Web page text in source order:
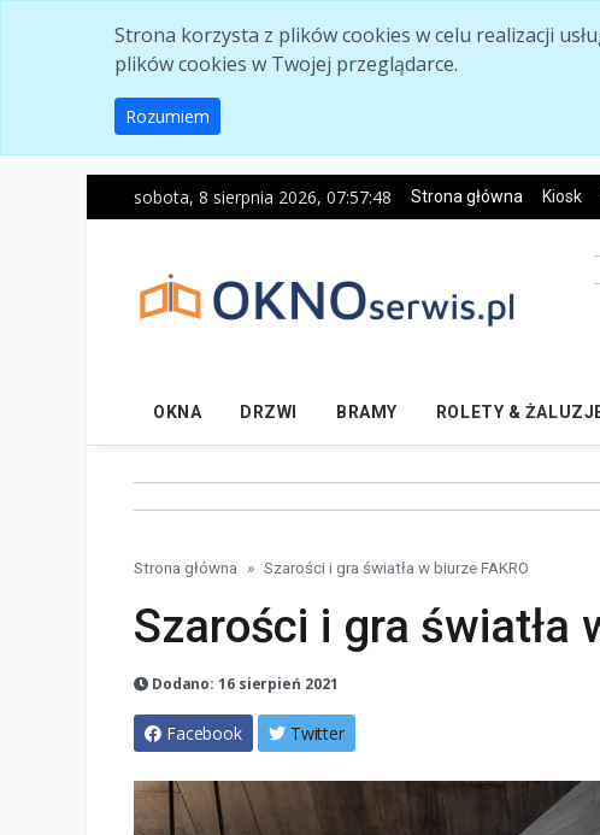
Strona korzysta z plików cookies w celu realizacji
plików cookies w Twojej przeglądarce.
Rozumiem
sobota, 8 sierpnia 2026, 07:57:50 Strona główna Kiosk
OKNA DRZWI BRAMY ROLETY &
Strona główna Szarości i gra światła w biurze FAKRO
Szarości i gra światła
Dodano: 16 sierpień 2021
Facebook Twitter